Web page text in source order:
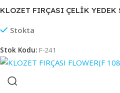
KLOZET FIRÇASI ÇELİK YEDEK
Stokta
Stok Kodu: F-241